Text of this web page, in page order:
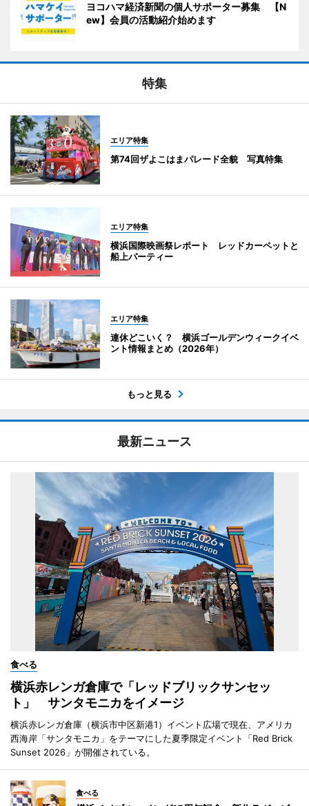
ヨコハマ経済新聞の個人サポーター募集 【N
ew】会員の活動紹介始めます
特集
エリア特集
第74回ザよこはまパレード全貌 写真特集
エリア特集
横浜国際映画祭レポート レッドカーペットと
船上パーティー
エリア特集
連休どこいく？ 横浜ゴールデンウィークイベ
ント情報まとめ（2026年）
もっと見る
最新ニュース
食べる
横浜赤レンガ倉庫で「レッドブリックサンセッ
ト」 サンタモニカをイメージ
横浜赤レンガ倉庫（横浜市中区新港1）イベント広場で現在、アメリカ
西海岸「サンタモニカ」をテーマにした夏季限定イベント「Red Brick
Sunset 2026」が開催されている。
食べる